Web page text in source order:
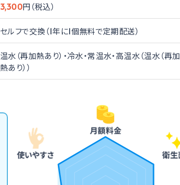
3,300円（税込）
セルフで交換（1年に1個無料で定期配送）
温⽔（再加熱あり） 冷⽔ 常温⽔ 高温水（温⽔（再加
熱あり））